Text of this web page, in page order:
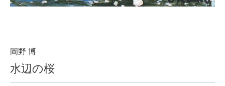
Contact
Purchase assessment
岡野 博
水辺の桜